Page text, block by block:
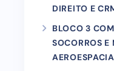
DIREITO E
BLOCO 3
SOCORROS